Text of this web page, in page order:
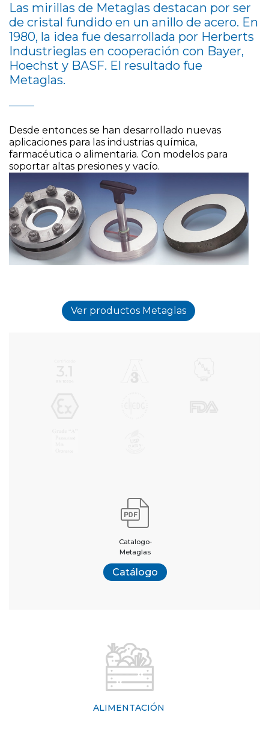
Las mirillas de Metaglas destacan por ser
de cristal fundido en un anillo de acero. En
1980, la idea fue desarrollada por Herberts
Industrieglas en cooperación con Bayer,
Hoechst y BASF. El resultado fue
Metaglas.
Desde entonces se han desarrollado nuevas
aplicaciones para las industrias química,
farmacéutica o alimentaria. Con modelos para
soportar altas presiones y vacío.
Catalogo-
Metaglas
Catálogo
ALIMENTACIÓN